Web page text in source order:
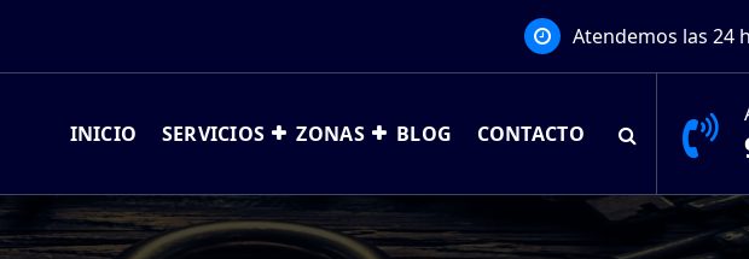
Atendemos las 24
INICIO SERVICIOS ZONAS BLOG CONTACTO